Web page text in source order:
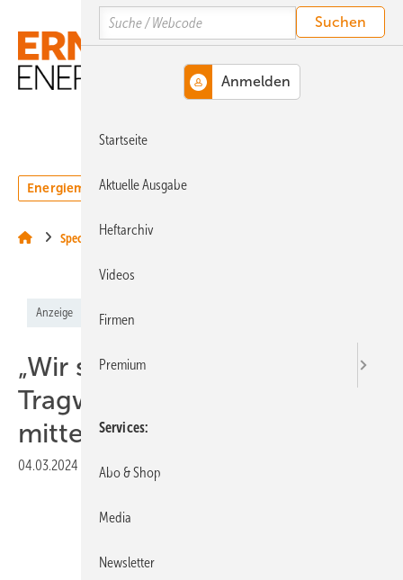
Hauptinhalt
Hauptmenü
SiteSearch
Energiemarkt Technologie
Special
Anzeige
„Wir schlagen
Tragwerksverstärkungen
mittels CFK-Sheets vor“
04.03.2024 Veröffentlicht in
Search
Startseite
Aktuelle Ausgabe
Heftarchiv
Videos
Firmen
Premium
Services
Abo & Shop
Media
Newsletter